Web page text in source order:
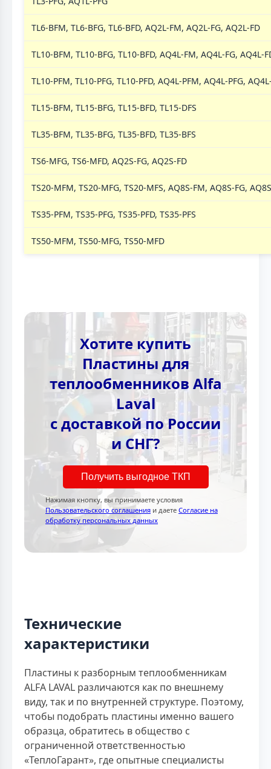
TL6-BFM, TL6-BFG, TL6-BFD, AQ2L-FM, AQ2L-FG, AQ2L-FD
TL10-BFM, TL10-BFG, TL10-BFD, AQ4L-FM, AQ4L-FG, AQ4L-
TL10-PFM, TL10-PFG, TL10-PFD, AQ4L-PFM, AQ4L-PFG,
TL15-BFM, TL15-BFG, TL15-BFD, TL15-DFS
TL35-BFM, TL35-BFG, TL35-BFD, TL35-BFS
TS6-MFG, TS6-MFD, AQ2S-FG, AQ2S-FD
TS20-MFM, TS20-MFG, TS20-MFS, AQ8S-FM, AQ8S-FG,
TS35-PFM, TS35-PFG, TS35-PFD, TS35-PFS
TS50-MFM, TS50-MFG, TS50-MFD
Хотите купить
Пластины для
теплообменников Alfa
Laval
с доставкой по России
и СНГ?
Получить выгодное ТКП
Нажимая кнопку, вы принимаете условия
Пользовательского соглашения и даете Согласие на
обработку персональных данных
Технические
характеристики
Пластины к разборным теплообменникам
ALFA LAVAL различаются как по внешнему
виду, так и по внутренней структуре. Поэтому,
чтобы подобрать пластины именно вашего
образца, обратитесь в общество с
ограниченной ответственностью
«ТеплоГарант», где опытные специалисты